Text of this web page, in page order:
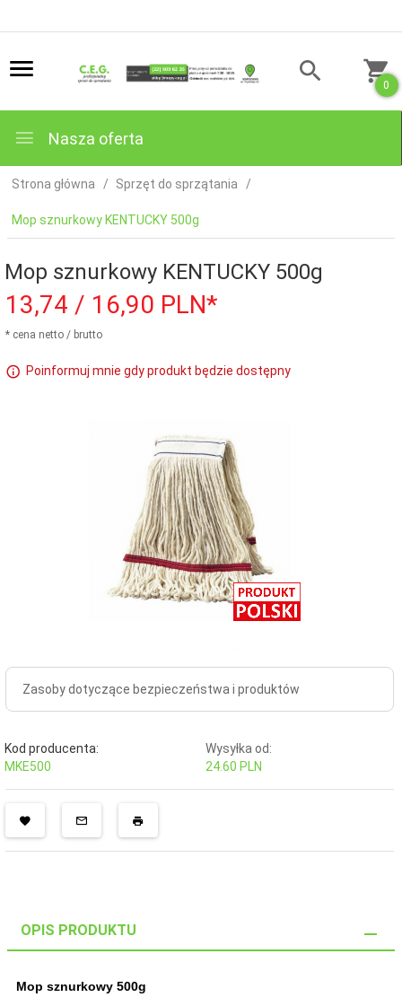
0
Nasza oferta
Strona główna Sprzęt do sprzątania
Mop sznurkowy KENTUCKY 500g
Mop sznurkowy KENTUCKY 500g
13,74 / 16,90 PLN*
* cena netto / brutto
Poinformuj mnie gdy produkt będzie dostępny
Zasoby dotyczące bezpieczeństwa i produktów
Kod producenta:
MKE500
Wysyłka od:
24.60 PLN
OPIS PRODUKTU
Mop sznurkowy 500g